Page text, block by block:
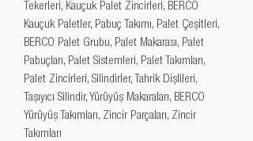
Tekerleri, Kauçuk Palet Zincirleri, BERCO
Kauçuk Paletler, Pabuç Takımı, Palet Çeşitleri,
BERCO Palet Grubu, Palet Makarası, Palet
Pabuçları, Palet Sistemleri, Palet Takımları,
Palet Zincirleri, Silindirler, Tahrik Dişlileri,
Taşıyıcı Silindir, Yürüyüş Makaraları, BERCO
Yürüyüş Takımları, Zincir Parçaları, Zincir
Takımları